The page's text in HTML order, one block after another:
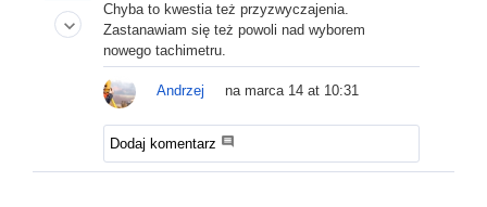
keyboard_arrow_down
Chyba to kwestia też przyzwyczajenia.
Zastanawiam się też powoli nad wyborem
nowego tachimetru.
Andrzej na marca 14 at 10:31
Dodaj komentarz comment